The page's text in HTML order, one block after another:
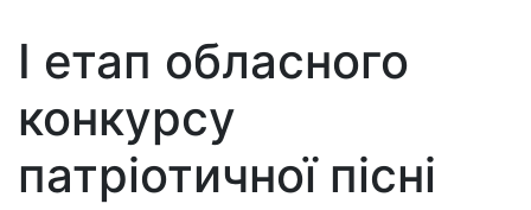
І етап обласного
конкурсу
патріотичної пісні